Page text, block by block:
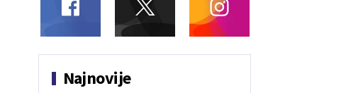
Najnovije